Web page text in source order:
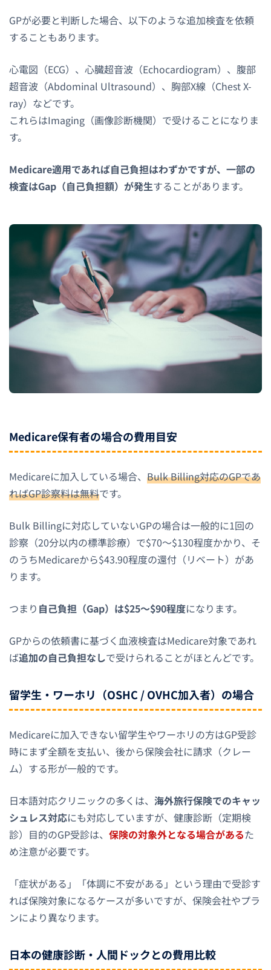
GPが必要と判断した場合、以下のような追加検査を依頼
することもあります。
心電図（ECG）、心臓超音波（Echocardiogram）、腹部
超音波（Abdominal Ultrasound）、胸部X線（Chest X-
ray）などです。
これらはImaging（画像診断機関）で受けることになりま
す。
Medicare適用であれば自己負担はわずかですが、一部の
検査はGap（自己負担額）が発生することがあります。
Medicare保有者の場合の費用目安
Medicareに加入している場合、 Bulk Billing対応のGPであ
ればGP診察料は無料です。
Bulk Billingに対応していないGPの場合は一般的に1回の
診察（20分以内の標準診療）で$70〜$130程度かかり、そ
のうちMedicareから$43.90程度の還付（リベート）があ
ります。
つまり 自己負担（Gap）は$25〜$90程度になります。
GPからの依頼書に基づく血液検査はMedicare対象であれ
ば追加の自己負担なしで受けられることがほとんどです。
留学生・ワーホリ（OSHC / OVHC加入者）の場合
Medicareに加入できない留学生やワーホリの方はGP受診
時にまず全額を支払い、後から保険会社に請求（クレー
ム）する形が一般的です。
日本語対応クリニックの多くは、 海外旅行保険でのキャッ
シュレス対応にも対応していますが、健康診断（定期検
診）目的のGP受診は、 保険の対象外となる場合があるた
め注意が必要です。
「症状がある」「体調に不安がある」という理由で受診す
れば保険対象になるケースが多いですが、保険会社やプラ
ンにより異なります。
日本の健康診断・人間ドックとの費用比較